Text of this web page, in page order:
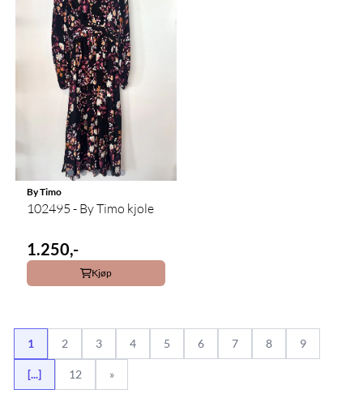
By Timo
102495 - By Timo kjole
1.250,-
Kjøp
1 2 3 4 5 6 7 8 9
[...] 12 »